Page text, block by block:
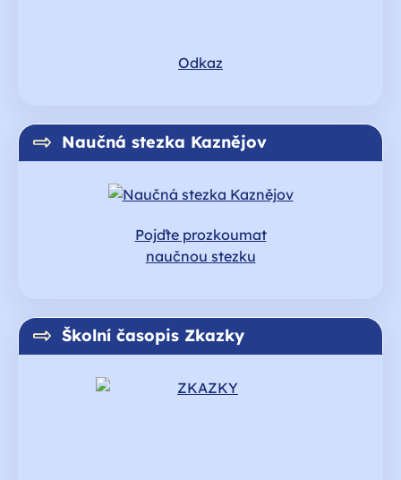
Odkaz
Naučná stezka Kaznějov
Pojďte prozkoumat
naučnou stezku
Školní časopis Zkazky